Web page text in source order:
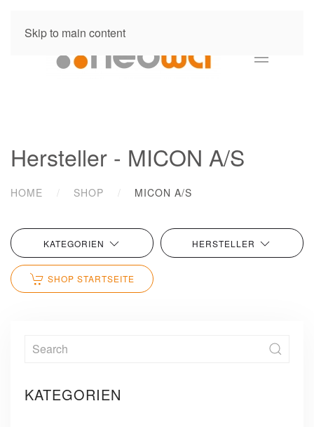
Skip to main content
Hersteller - MICON A/S
HOME SHOP MICON A/S
KATEGORIEN HERSTELLER
SHOP STARTSEITE
KATEGORIEN